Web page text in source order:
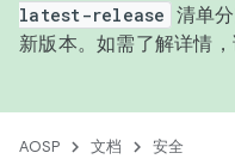
latest-release 清单
新版本。如需了解详情，
AOSP 文档 安全